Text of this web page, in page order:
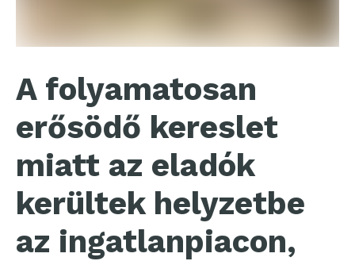
A folyamatosan
erősödő kereslet
miatt az eladók
kerültek helyzetbe
az ingatlanpiacon,